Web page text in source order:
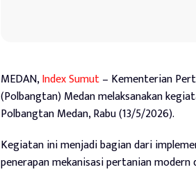
MEDAN,Index Sumut– Kementerian
(Polbangtan) Medan melaksanakan
Polbangtan Medan, Rabu (13/5/2026).
Kegiatan ini menjadi bagian dari
penerapan mekanisasi pertanian